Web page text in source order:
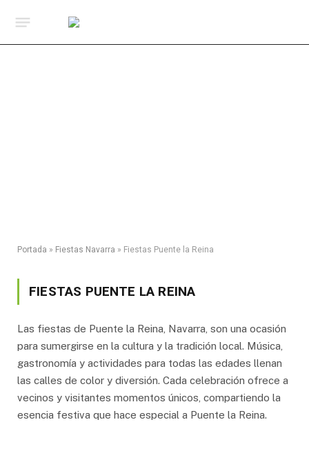
Portada » Fiestas Navarra » Fiestas Puente la Reina
FIESTAS PUENTE LA REINA
Las fiestas de Puente la Reina, Navarra, son una ocasión
para sumergirse en la cultura y la tradición local. Música,
gastronomía y actividades para todas las edades llenan
las calles de color y diversión. Cada celebración ofrece a
vecinos y visitantes momentos únicos, compartiendo la
esencia festiva que hace especial a Puente la Reina.